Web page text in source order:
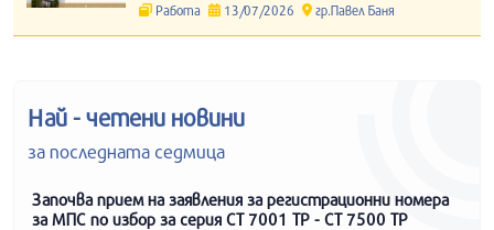
Работа 13/07/2026 гр.Павел Баня
Най - четени новини
за последната седмица
Започва прием на заявления за регистрационни номера
за МПС по избор за серия СТ 7001 ТР - СТ 7500 ТР